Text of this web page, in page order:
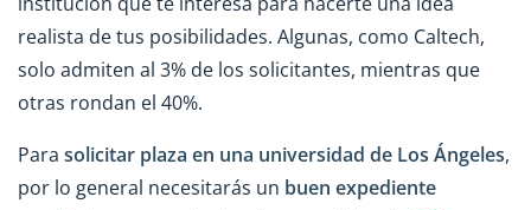
realista de tus posibilidades. Algunas, como Caltech,
solo admiten al 3% de los solicitantes, mientras que
otras rondan el 40%.
Para solicitar plaza en una universidad de Los Ángeles,
por lo general necesitarás un buen expediente